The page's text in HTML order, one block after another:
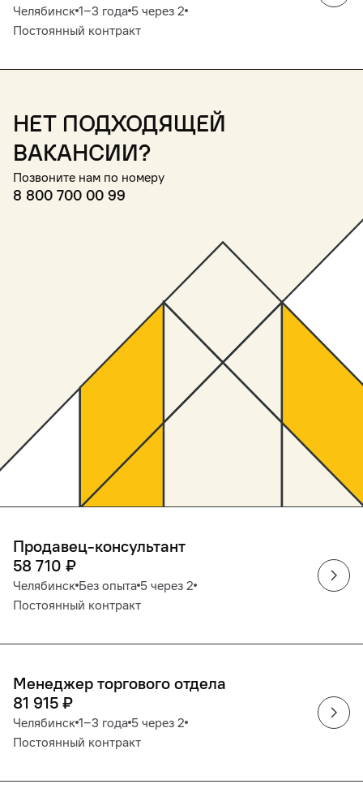
Челябинск 1‒3 года 5 через 2
Постоянный контракт
Нет подходящей
вакансии?
Позвоните нам по номеру
8 800 700 00 99
Продавец-консультант
58 710 ₽
Челябинск Без опыта 5 через 2
Постоянный контракт
Менеджер торгового отдела
81 915 ₽
Челябинск 1‒3 года 5 через 2
Постоянный контракт